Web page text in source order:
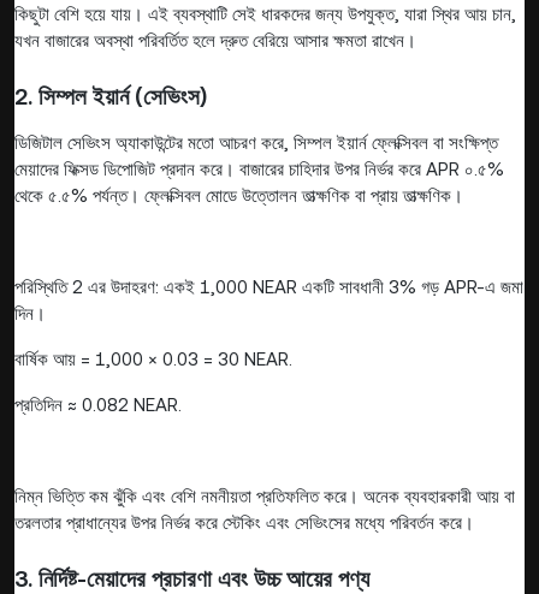
কিছুটা বেশি হয়ে যায়। এই ব্যবস্থাটি সেই ধারকদের জন্য উপযুক্ত, যারা স্থির আয় চান,
যখন বাজারের অবস্থা পরিবর্তিত হলে দ্রুত বেরিয়ে আসার ক্ষমতা রাখেন।
2. সিম্পল ইয়ার্ন (সেভিংস)
ডিজিটাল সেভিংস অ্যাকাউন্টের মতো আচরণ করে, সিম্পল ইয়ার্ন ফ্লেক্সিবল বা সংক্ষিপ্ত
মেয়াদের ফিক্সড ডিপোজিট প্রদান করে। বাজারের চাহিদার উপর নির্ভর করে APR ০.৫%
থেকে ৫.৫% পর্যন্ত। ফ্লেক্সিবল মোডে উত্তোলন তাত্ক্ষণিক বা প্রায় তাত্ক্ষণিক।
পরিস্থিতি 2 এর উদাহরণ: একই 1,000 NEAR একটি সাবধানী 3% গড় APR-এ জমা
দিন।
বার্ষিক আয় = 1,000 × 0.03 = 30 NEAR.
প্রতিদিন ≈ 0.082 NEAR.
নিম্ন ভিত্তি কম ঝুঁকি এবং বেশি নমনীয়তা প্রতিফলিত করে। অনেক ব্যবহারকারী আয় বা
তরলতার প্রাধান্যের উপর নির্ভর করে স্টেকিং এবং সেভিংসের মধ্যে পরিবর্তন করে।
3. নির্দিষ্ট-মেয়াদের প্রচারণা এবং উচ্চ আয়ের পণ্য